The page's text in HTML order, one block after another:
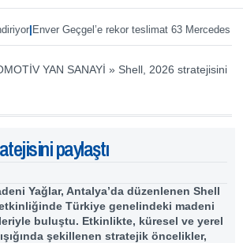
|Enver Geçgel’e rekor teslimat 63 Mercedes otobüs
YAN SANAYİ » Shell, 2026 stratejisini
paylaştı
Yağlar, Antalya’da düzenlenen Shell
Türkiye genelindeki madeni
buluştu. Etkinlikte, küresel ve yerel
şekillenen stratejik öncelikler,